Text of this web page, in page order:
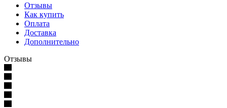
Отзывы
Как купить
Оплата
Доставка
Дополнительно
Отзывы